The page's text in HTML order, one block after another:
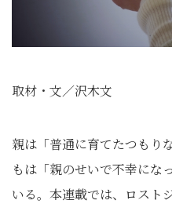
取材・文／沢木文
親は「普通に育てたつもり
もは「親のせいで不幸にな
いる。本連載では、ロスト